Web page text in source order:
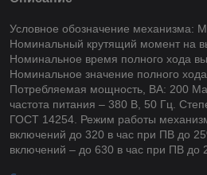
Условное обозначение механизма:
Номинальный крутящий момент на
Номинальное время полного хода
Номинальное значение полного
Потребляемая мощность, ВА: 200
частота питания – 380 В, 50 Гц.
ГОСТ 14254. Режим работы
включений до 320 в час при ПВ до
включений – до 630 в час при ПВ до